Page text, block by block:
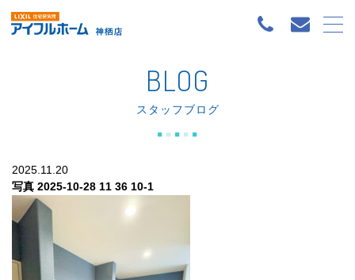
BLOG
スタッフブログ
2025.11.20
写真 2025-10-28 11 36 10-1